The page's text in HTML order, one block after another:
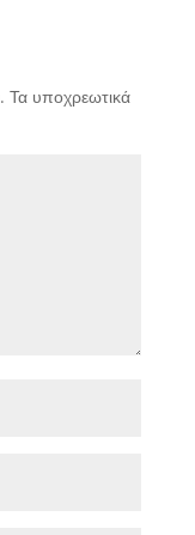
Τα υποχρεωτικά